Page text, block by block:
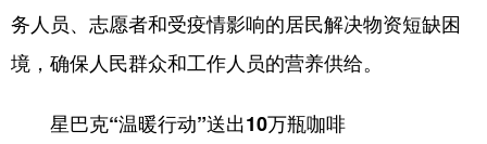
务人员、志愿者和受疫情影响的居民解决物资短缺困
境，确保人民群众和工作人员的营养供给。
星巴克“温暖行动”送出10万瓶咖啡